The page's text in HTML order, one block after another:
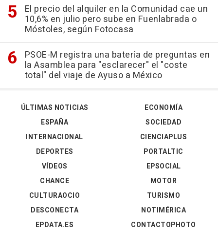
El precio del alquiler en la Comunidad cae un
10,6% en julio pero sube en Fuenlabrada o
Móstoles, según Fotocasa
PSOE-M registra una batería de preguntas en
la Asamblea para "esclarecer" el "coste
total" del viaje de Ayuso a México
ÚLTIMAS NOTICIAS
ESPAÑA
INTERNACIONAL
DEPORTES
VÍDEOS
ECONOMÍA
SOCIEDAD
CIENCIAPLUS
PORTALTIC
EPSOCIAL
CHANCE
CULTURAOCIO
DESCONECTA
EPDATA.ES
MOTOR
TURISMO
NOTIMÉRICA
CONTACTOPHOTO